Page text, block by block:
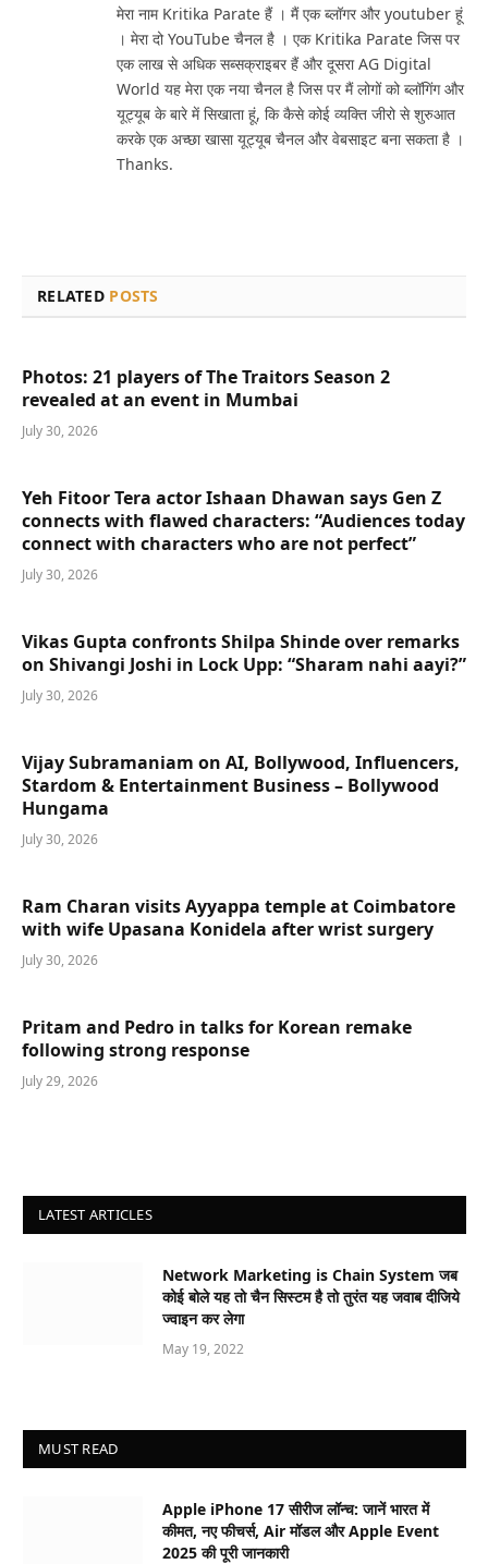
मेरा नाम Kritika Parate हैं । मैं एक ब्लॉगर और youtuber हूं
। मेरा दो YouTube चैनल है । एक Kritika Parate जिस पर
एक लाख से अधिक सब्सक्राइबर हैं और दूसरा AG Digital
World यह मेरा एक नया चैनल है जिस पर मैं लोगों को ब्लॉगिंग और
यूट्यूब के बारे में सिखाता हूं, कि कैसे कोई व्यक्ति जीरो से शुरुआत
करके एक अच्छा खासा यूट्यूब चैनल और वेबसाइट बना सकता है ।
Thanks.
RELATED POSTS
Photos: 21 players of The Traitors Season 2
revealed at an event in Mumbai
July 30, 2026
Yeh Fitoor Tera actor Ishaan Dhawan says Gen Z
connects with flawed characters: “Audiences today
connect with characters who are not perfect”
July 30, 2026
Vikas Gupta confronts Shilpa Shinde over remarks
on Shivangi Joshi in Lock Upp: “Sharam nahi aayi?”
July 30, 2026
Vijay Subramaniam on AI, Bollywood, Influencers,
Stardom & Entertainment Business – Bollywood
Hungama
July 30, 2026
Ram Charan visits Ayyappa temple at Coimbatore
with wife Upasana Konidela after wrist surgery
July 30, 2026
Pritam and Pedro in talks for Korean remake
following strong response
July 29, 2026
LATEST ARTICLES
Network Marketing is Chain System जब
कोई बोले यह तो चैन सिस्टम है तो तुरंत यह जवाब दीजिये
ज्वाइन कर लेगा
May 19, 2022
MUST READ
Apple iPhone 17 सीरीज लॉन्च: जानें भारत में
कीमत, नए फीचर्स, Air मॉडल और Apple Event
2025 की पूरी जानकारी